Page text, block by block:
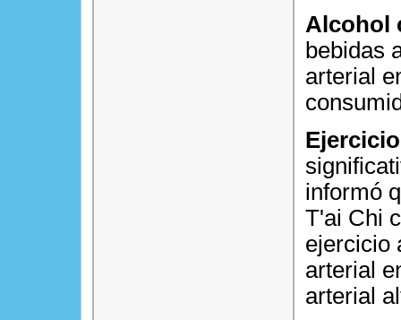
Alcohol
bebidas
arterial
informó
T'ai Chi
ejercicio
arterial
arterial